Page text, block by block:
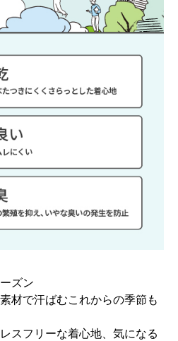
ズン
材で汗ばむこれからの季節も
スフリーな着心地、気になる